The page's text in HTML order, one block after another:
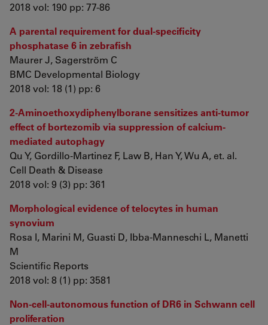
2018 vol: 190 pp: 77-86
A parental requirement for dual-specificity
phosphatase 6 in zebrafish
Maurer J, Sagerström C
BMC Developmental Biology
2018 vol: 18 (1) pp: 6
2-Aminoethoxydiphenylborane sensitizes anti-tumor
effect of bortezomib via suppression of calcium-
mediated autophagy
Qu Y, Gordillo-Martinez F, Law B, Han Y, Wu A, et. al.
Cell Death & Disease
2018 vol: 9 (3) pp: 361
Morphological evidence of telocytes in human
synovium
Rosa I, Marini M, Guasti D, Ibba-Manneschi L, Manetti
M
Scientific Reports
2018 vol: 8 (1) pp: 3581
Non-cell-autonomous function of DR6 in Schwann cell
proliferation